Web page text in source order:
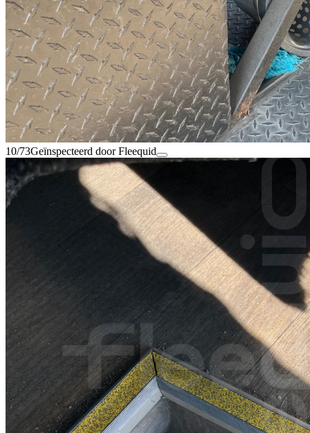
10/73Geïnspecteerd door Fleequid